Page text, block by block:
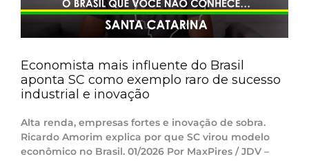
Economista mais influente do Brasil
aponta SC como exemplo raro de sucesso
industrial e inovação
Alta renda, empresas fortes e inovação de sobra.
Ricardo Amorim explica por que SC virou modelo
econômico no Brasil. 01/2026 Por MaxPires / JDV –